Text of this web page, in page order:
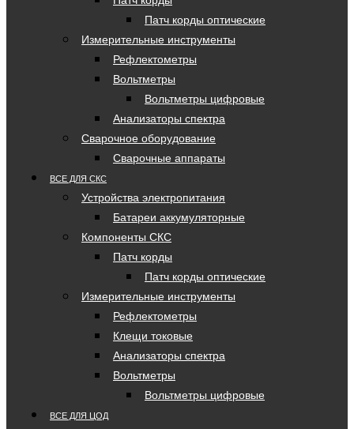
Патч корды оптические
Измерительные инструменты
Рефлектометры
Вольтметры
Вольтметры цифровые
Анализаторы спектра
Сварочное оборудование
Сварочные аппараты
ВСЕ ДЛЯ СКС
Устройства электропитания
Батареи аккумуляторные
Компоненты СКС
Патч корды
Патч корды оптические
Измерительные инструменты
Рефлектометры
Клещи токовые
Анализаторы спектра
Вольтметры
Вольтметры цифровые
ВСЕ ДЛЯ ЦОД